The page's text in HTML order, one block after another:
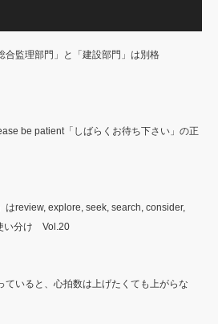
合監理部門」と「建設部門」は別格
be patient「しばらくお待ち下さい」の正
はreview, explore, seek, search, consider,
い分け Vol.20
ていると、心拍数は上げたくても上がらな